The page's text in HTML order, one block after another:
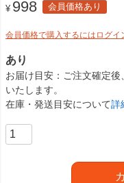
¥ 998 会員価格あり
会員価格で購入するにはログイ
あり
お届け目安
ご注文確定
いたします。
在庫・発送目安について詳